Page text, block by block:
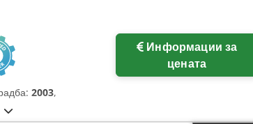
цената
2003,